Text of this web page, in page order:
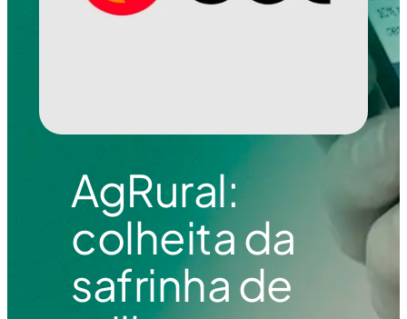
AgRural:
colheita da
safrinha de